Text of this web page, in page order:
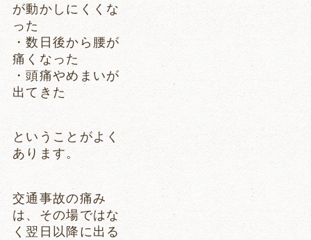
が動かしにくくな
った
・数日後から腰が
痛くなった
・頭痛やめまいが
出てきた
ということがよく
あります。
交通事故の痛み
は、その場ではな
く翌日以降に出る